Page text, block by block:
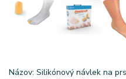
Názov: Silikónový návlek na